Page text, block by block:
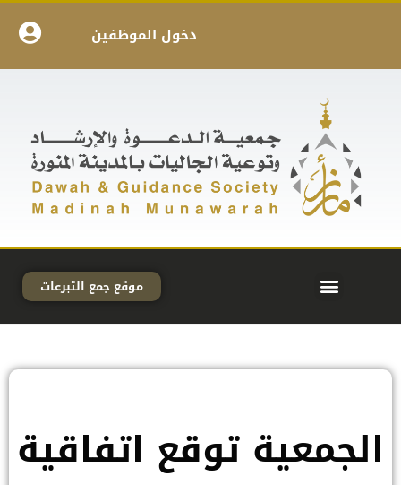
دخول الموظفين
موقع جمع التبرعات
الجمعية توقع اتفاقية